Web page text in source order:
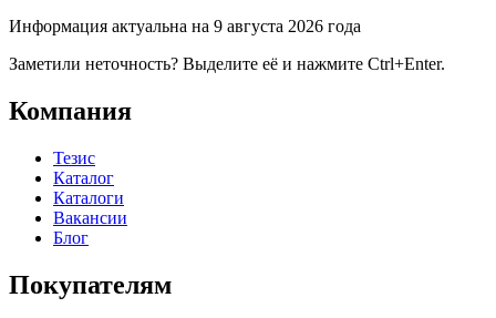
Информация актуальна на 9 августа 2026 года
Заметили неточность? Выделите её и нажмите Ctrl+Enter.
Компания
Тезис
Каталог
Каталоги
Вакансии
Блог
Покупателям